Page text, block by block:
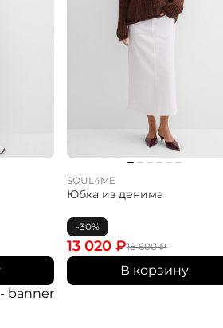
SOUL4ME
Юбка из денима
-30%
18 600₽
13 020 ₽
В корзину